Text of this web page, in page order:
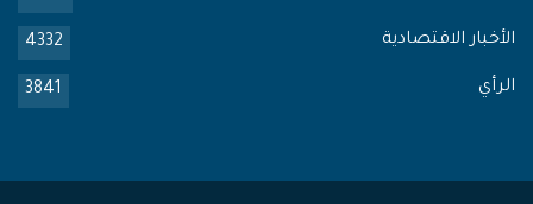
الأخبار الاقتصادية 4332
الرأي 3841